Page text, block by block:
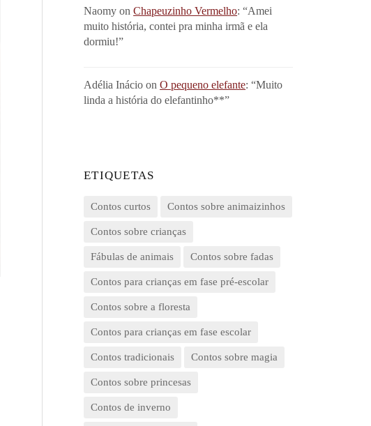
Naomy onChapeuzinho Vermelho: “Amei
muito história, contei pra minha irmã e ela
dormiu!”
Adélia Inácio onO pequeno elefante: “Muito
linda a história do elefantinho**”
ETIQUETAS
Contos curtos Contos sobre animaizinhos
Contos sobre crianças
Fábulas de animais Contos sobre fadas
Contos para crianças em fase pré-escolar
Contos sobre a floresta
Contos para crianças em fase escolar
Contos tradicionais Contos sobre magia
Contos sobre princesas
Contos de inverno